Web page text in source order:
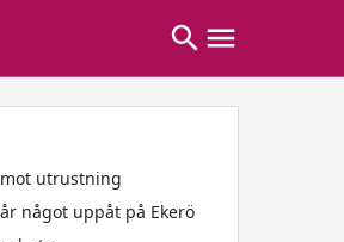
utrustning
något uppåt på Ekerö